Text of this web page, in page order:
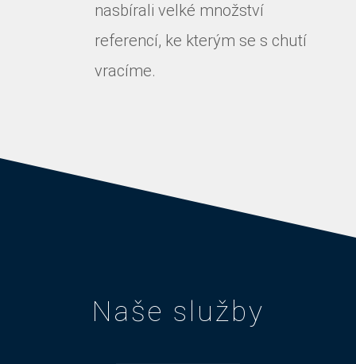
nasbírali velké množství
referencí, ke kterým se s chutí
vracíme.
Naše služby